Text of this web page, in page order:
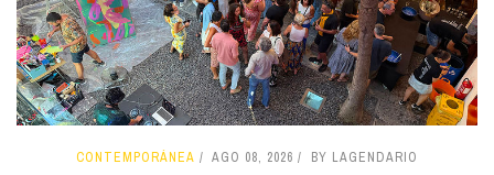
CONTEMPORÁNEA AGO 08, 2026 BY LAGENDARIO